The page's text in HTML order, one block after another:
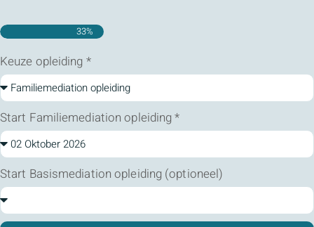
33%
Keuze opleiding *
Start Familiemediation opleiding *
Start Basismediation opleiding (optioneel)